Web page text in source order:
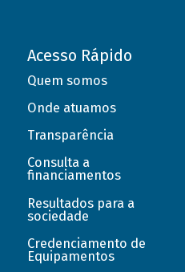
Acesso Rápido
Quem somos
Onde atuamos
Transparência
Consulta a
financiamentos
Resultados para a
sociedade
Credenciamento de
Equipamentos